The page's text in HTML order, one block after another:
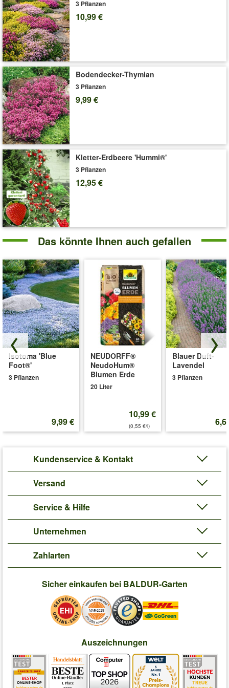
Ausgeizen und Aufbinden. Um der Pflanze mit den großen
Früchten mehr Stabilität zu geben, muss sie gestützt werden.
(Lycopersicon esculentum)
Veredelte Gemüse-Pflanzen sorgen für TOP-Erträge, denn sie
wachsen kräftig, sind sehr robust & wenig anfällig für
Krankheiten! (Lycopersicon esculentum)
Was ist veredelt?
Art.-Nr.:9815
Liefergröße:10,5 cm-Topf
'Veredelte Fleischtomate 'Rose Crush' F1'
3 Pflanzen
10,99 €
Bodendecker-Thymian
3 Pflanzen
9,99 €
Kletter-Erdbeere 'Hummi®'
3 Pflanzen
12,95 €
Das könnte Ihnen auch gefallen
Isotoma 'Blue
Foot®'
3 Pflanzen
9,99 €
NEUDORFF®
NeudoHum®
Blumen Erde
20 Liter
10,99 €
(0,55 €/l)
Blauer Duft-
Lavendel
3 Pflanzen
Kundenservice & Kontakt
Versand
Service & Hilfe
Unternehmen
Zahlarten
Sicher einkaufen bei BALDUR-Garten
Auszeichnungen